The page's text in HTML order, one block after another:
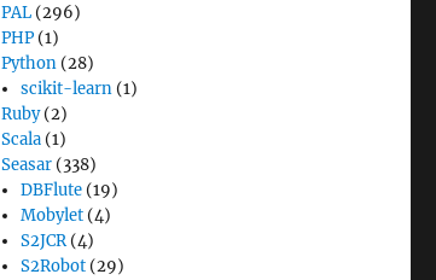
PAL (296)
PHP (1)
Python (28)
scikit-learn (1)
Ruby(2)
Scala (1)
Seasar (338)
DBFlute (19)
Mobylet (4)
S2JCR(4)
S2Robot (29)